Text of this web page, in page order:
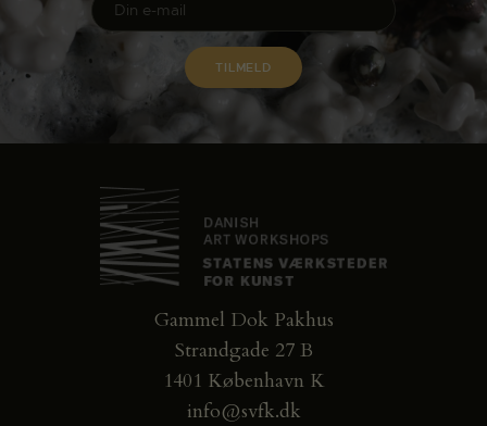
Gammel Dok Pakhus
Strandgade 27 B
1401 København K
info@svfk.dk